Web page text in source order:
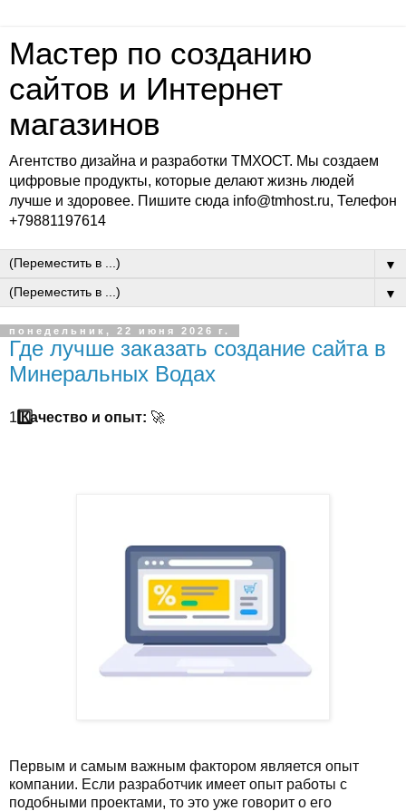
Мастер по созданию
сайтов и Интернет
магазинов
Агентство дизайна и разработки ТМХОСТ. Мы создаем
цифровые продукты, которые делают жизнь людей
лучше и здоровее. Пишите сюда info@tmhost.ru, Телефон
+79881197614
▼
▼
понедельник, 22 июня 2026 г.
Где лучше заказать создание сайта в
Минеральных Водах
1 ️⃣ Качество и опыт: 🚀
Первым и самым важным фактором является опыт
компании. Если разработчик имеет опыт работы с
подобными проектами, то это уже говорит о его